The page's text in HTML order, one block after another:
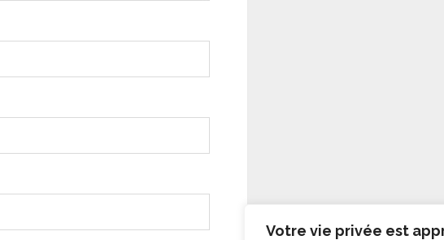
Votre vie privée est